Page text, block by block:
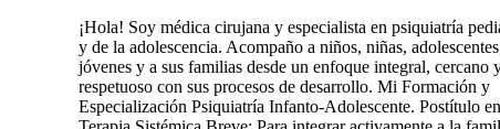
¡Hola! Soy médica cirujana y especialista en psiquiatría
y de la adolescencia. Acompaño a niños, niñas,
jóvenes y a sus familias desde un enfoque integral, cercano
respetuoso con sus procesos de desarrollo. Mi Formación y
Especialización Psiquiatría Infanto-Adolescente. Postítulo en